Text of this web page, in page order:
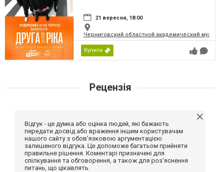
21 вересня, 18:00
Черниговский областной академический
Купити
Рецензія
Відгук - це думка або оцінка людей, які бажають
передати досвід або враження іншим користувачам
нашого сайту з обов'язковою аргументацією
залишеного відгука. Це допоможе багатьом прийняти
правильне рішення. Коментарі призначені для
спілкування та обговорення, а також для роз'яснення
питань, що цікавлять.